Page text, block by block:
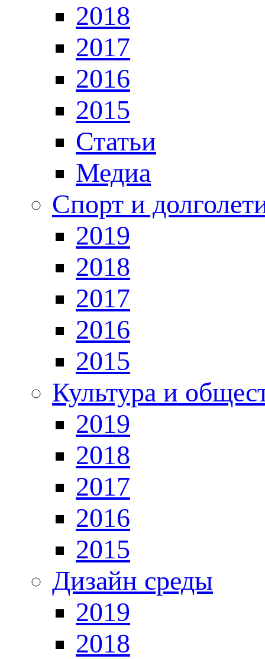
2018
2017
2016
2015
Статьи
Медиа
Спорт и
2019
2018
2017
2016
2015
Культура и
2019
2018
2017
2016
2015
Дизайн среды
2019
2018